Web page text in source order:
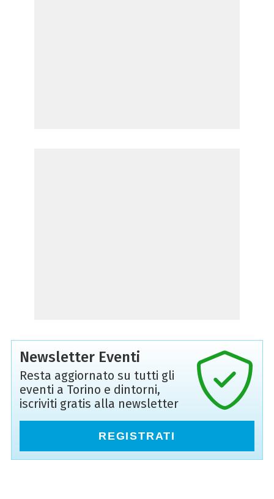
Newsletter Eventi
Resta aggiornato su tutti gli
eventi a Torino e dintorni,
iscriviti gratis alla newsletter
REGISTRATI